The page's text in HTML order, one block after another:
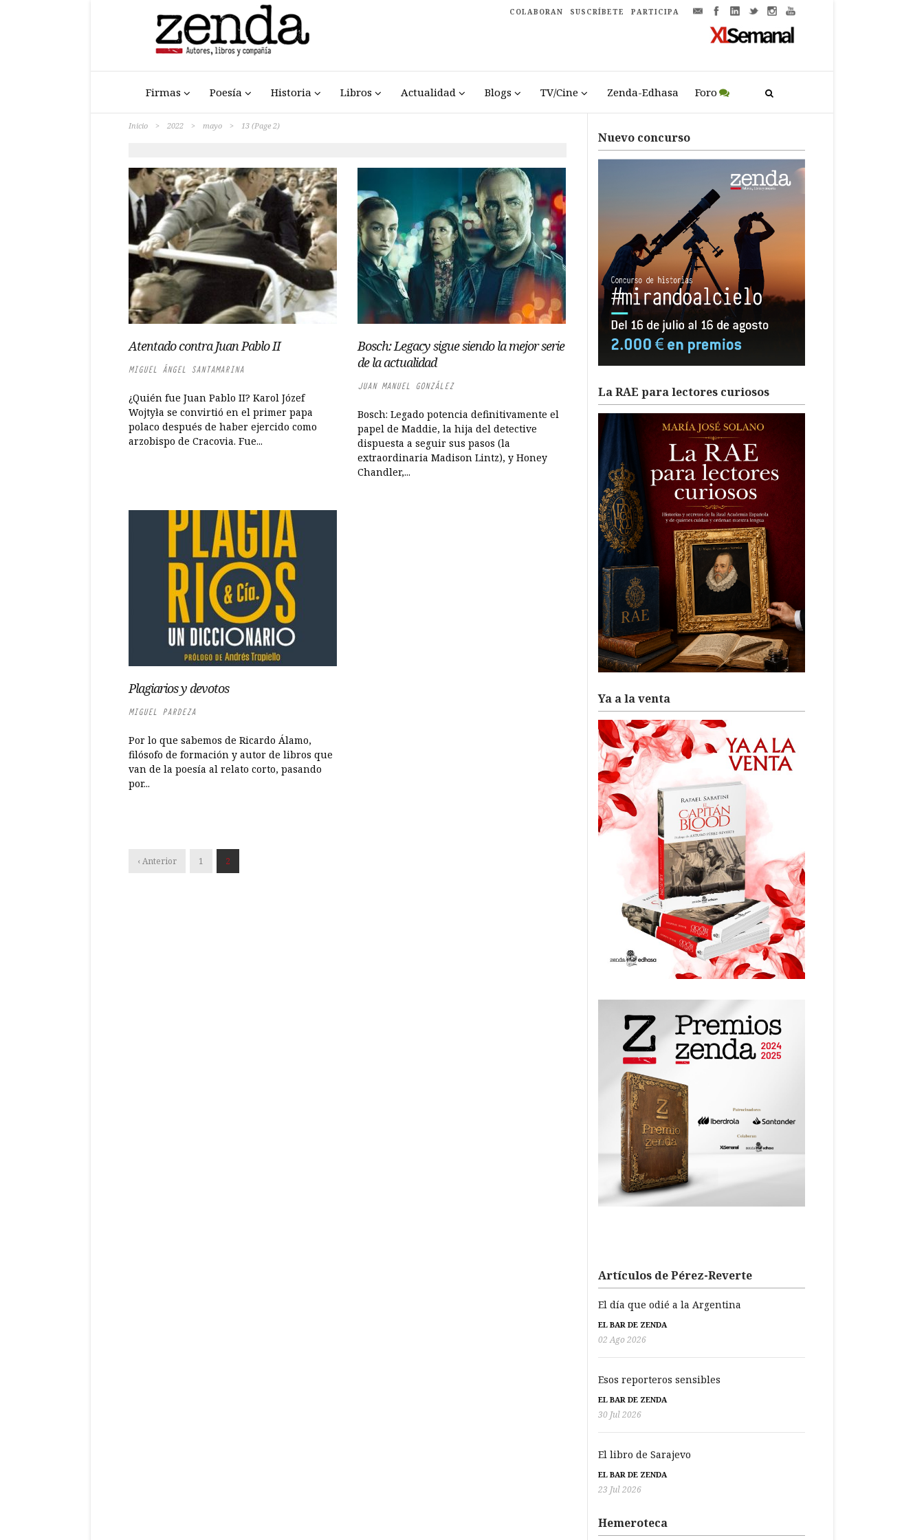
COLABORAN SUSCRÍBETE PARTICIPA
Firmas Poesía Historia Libros Actualidad Blogs TV/Cine Zenda-Edhasa Foro
Inicio > 2022 > mayo > 13 (Page 2)
Atentado contra Juan Pablo II
MIGUEL ÁNGEL SANTAMARINA
¿Quién fue Juan Pablo II? Karol Józef
Wojtyła se convirtió en el primer papa
polaco después de haber ejercido como
arzobispo de Cracovia. Fue...
Bosch: Legacy sigue siendo la mejor serie
de la actualidad
JUAN MANUEL GONZÁLEZ
Bosch: Legado potencia definitivamente el
papel de Maddie, la hija del detective
dispuesta a seguir sus pasos (la
extraordinaria Madison Lintz), y Honey
Chandler,...
Plagiarios y devotos
MIGUEL PARDEZA
Por lo que sabemos de Ricardo Álamo,
filósofo de formación y autor de libros que
van de la poesía al relato corto, pasando
por...
‹ Anterior 1 2
Nuevo concurso
La RAE para lectores curiosos
Ya a la venta
Artículos de Pérez-Reverte
El día que odié a la Argentina
EL BAR DE ZENDA
02 Ago 2026
Esos reporteros sensibles
EL BAR DE ZENDA
30 Jul 2026
El libro de Sarajevo
EL BAR DE ZENDA
23 Jul 2026
Hemeroteca